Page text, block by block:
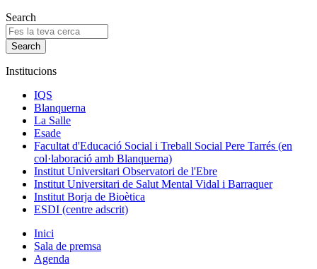
Search
Institucions
IQS
Blanquerna
La Salle
Esade
Facultat d'Educació Social i Treball Social Pere Tarrés (en
col·laboració amb Blanquerna)
Institut Universitari Observatori de l'Ebre
Institut Universitari de Salut Mental Vidal i Barraquer
Institut Borja de Bioètica
ESDI (centre adscrit)
Inici
Sala de premsa
Agenda